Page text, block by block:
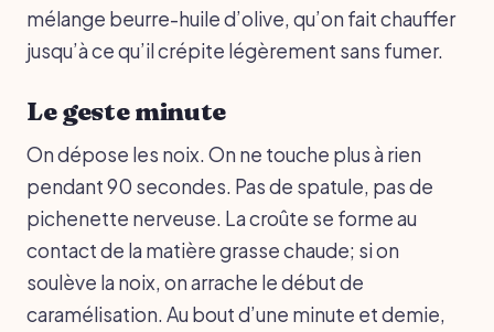
mélange beurre-huile d’olive, qu’on fait chauffer
jusqu’à ce qu’il crépite légèrement sans fumer.
Le geste minute
On dépose les noix. On ne touche plus à rien
pendant 90 secondes. Pas de spatule, pas de
pichenette nerveuse. La croûte se forme au
contact de la matière grasse chaude; si on
soulève la noix, on arrache le début de
caramélisation. Au bout d’une minute et demie,